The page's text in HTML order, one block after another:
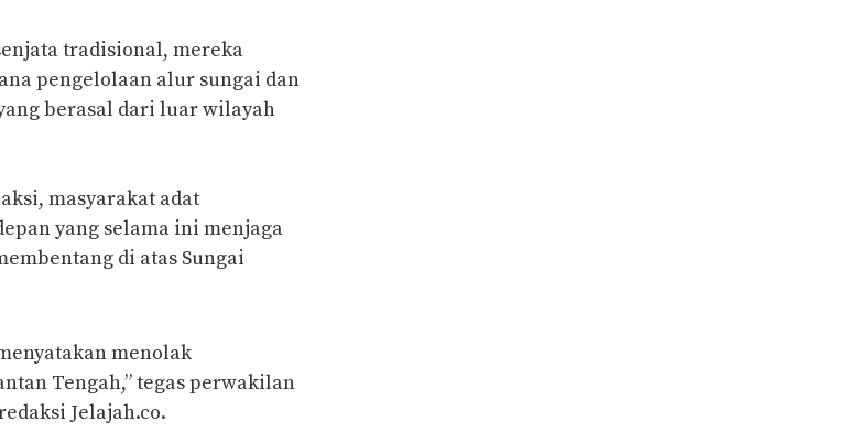
tradisional, mereka
pengelolaan alur sungai dan
berasal dari luar wilayah
masyarakat adat
yang selama ini menjaga
di atas Sungai
menolak
Tengah,” tegas perwakilan
Jelajah.co.